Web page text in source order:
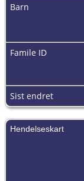
Barn
Famile ID
Sist endret
Hendelseskart